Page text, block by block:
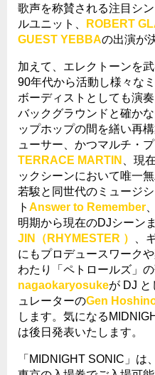
歌声を称賛される注目シ
ルユニット、
ROBERT
GUEST YEBBAの出演が
加えて、エレクトーンを
90年代から活動し様々な
ボーディストとしても演
バックグラウンドと確か
ップホップの間を繕い再
ューサー、かつマルチ・
TERRACE MARTIN
、現
ックシーンにおいて唯一
若駿と同世代のミュージ
ト Answer to Remember
明期から現在のDJシーン
JIN（RHYMESTER ）
、
にもプロデュースワーク
わたり「ペトロールズ」
nagaokaryosukeが DJ と
ュレーターのGen
します。気になる
は後日発表いたします。
「 MIDNIGHT SONIC 」は